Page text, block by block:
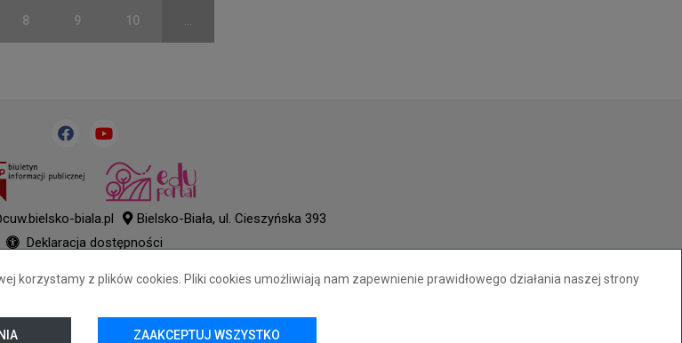
korzystamy z plików cookies. Pliki cookies umożliwiają nam zapewnienie prawidłowego działania naszej strony
ZAAKCEPTUJ WSZYSTKO
8 9 10
biala.pl
Bielsko-Biała, ul. Cieszyńska 393
Deklaracja dostępności
+
++
+++